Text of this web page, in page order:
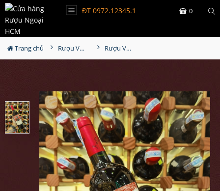
ĐT 0972.12345.1 0
Trang chủ Rượu Vang Rượu Vang Viento Norte Cabernet Sauvignon